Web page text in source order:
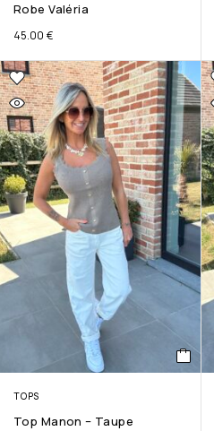
Robe Valéria
45.00 €
TOPS
Top Manon – Taupe